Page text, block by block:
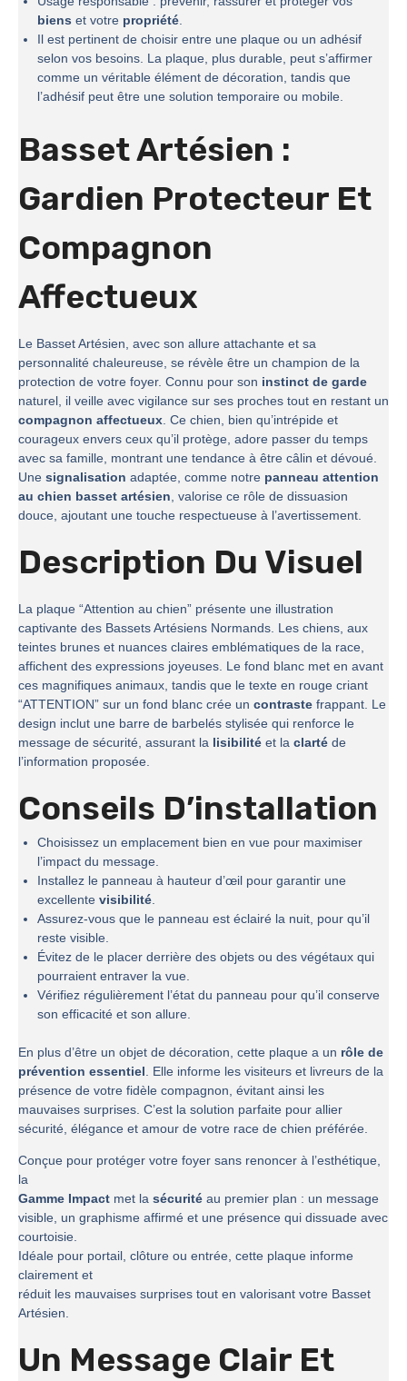
biens et votre propriété.
Il est pertinent de choisir entre une plaque ou un adhésif
selon vos besoins. La plaque, plus durable, peut s’affirmer
comme un véritable élément de décoration, tandis que
l’adhésif peut être une solution temporaire ou mobile.
Basset Artésien :
Gardien Protecteur Et
Compagnon
Affectueux
Le Basset Artésien, avec son allure attachante et sa
personnalité chaleureuse, se révèle être un champion de la
protection de votre foyer. Connu pour son instinct de garde
naturel, il veille avec vigilance sur ses proches tout en restant un
compagnon affectueux. Ce chien, bien qu’intrépide et
courageux envers ceux qu’il protège, adore passer du temps
avec sa famille, montrant une tendance à être câlin et dévoué.
Une signalisation adaptée, comme notre panneau attention
au chien basset artésien, valorise ce rôle de dissuasion
douce, ajoutant une touche respectueuse à l’avertissement.
Description Du Visuel
La plaque “Attention au chien” présente une illustration
captivante des Bassets Artésiens Normands. Les chiens, aux
teintes brunes et nuances claires emblématiques de la race,
affichent des expressions joyeuses. Le fond blanc met en avant
ces magnifiques animaux, tandis que le texte en rouge criant
“ATTENTION” sur un fond blanc crée un contraste frappant. Le
design inclut une barre de barbelés stylisée qui renforce le
message de sécurité, assurant la lisibilité et la clarté de
l’information proposée.
Conseils D’installation
Choisissez un emplacement bien en vue pour maximiser
l’impact du message.
Installez le panneau à hauteur d’œil pour garantir une
excellente visibilité.
Assurez-vous que le panneau est éclairé la nuit, pour qu’il
reste visible.
Évitez de le placer derrière des objets ou des végétaux qui
pourraient entraver la vue.
Vérifiez régulièrement l’état du panneau pour qu’il conserve
son efficacité et son allure.
En plus d’être un objet de décoration, cette plaque a un rôle de
prévention essentiel. Elle informe les visiteurs et livreurs de la
présence de votre fidèle compagnon, évitant ainsi les
mauvaises surprises. C’est la solution parfaite pour allier
sécurité, élégance et amour de votre race de chien préférée.
Conçue pour protéger votre foyer sans renoncer à l’esthétique,
la
Gamme Impact met la sécurité au premier plan : un message
visible, un graphisme affirmé et une présence qui dissuade avec
courtoisie.
Idéale pour portail, clôture ou entrée, cette plaque informe
clairement et
réduit les mauvaises surprises tout en valorisant votre Basset
Artésien.
Un Message Clair Et